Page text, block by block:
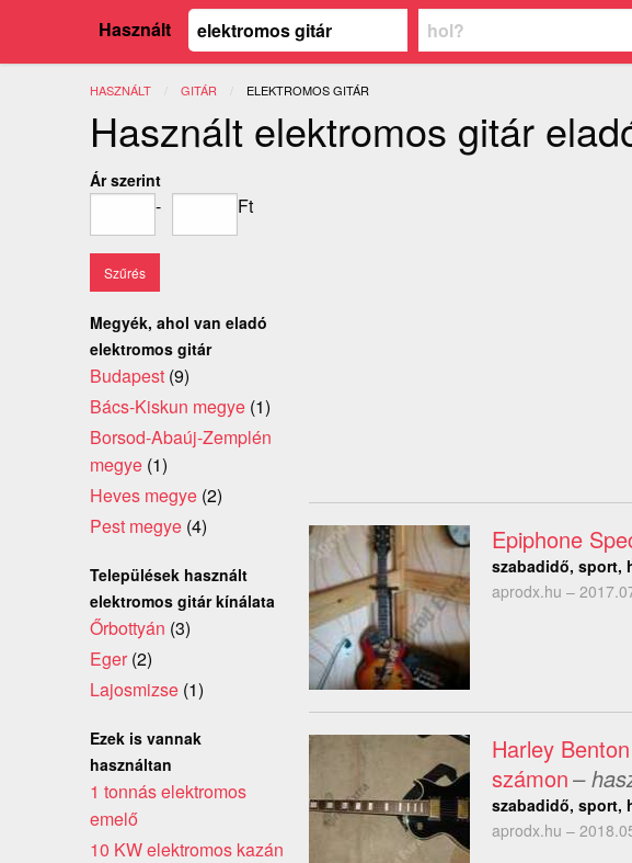
Használt
HASZNÁLT GITÁR JELENLEGI:
ELEKTROMOS GITÁR
Használt elektromos gitár
Epiphone
szabadidő, sport,
aprodx.hu –
Harley
számon–
szabadidő, sport,
aprodx.hu –
Ár szerint
- Ft
Megyék, ahol van eladó
elektromos gitár
Budapest (9)
Bács-Kiskun megye (1)
Borsod-Abaúj-Zemplén
megye (1)
Heves megye (2)
Pest megye (4)
Települések használt
elektromos gitár kínálata
Őrbottyán (3)
Eger (2)
Lajosmizse (1)
Ezek is vannak
használtan
1 tonnás elektromos
emelő
10 KW elektromos kazán